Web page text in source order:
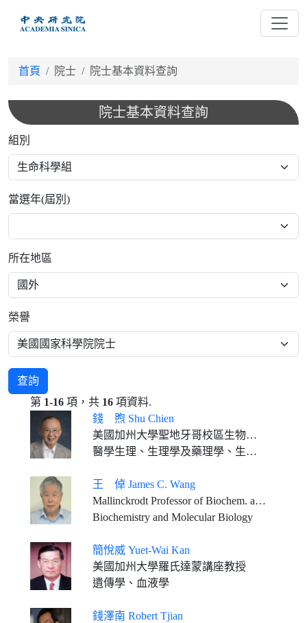
首頁 院士 院士基本資料查詢
院士基本資料查詢
組別
當選年(屆別)
所在地區
榮譽
查詢
第 1-16 項，共 16 項資料.
錢 煦 Shu Chien
美國加州大學聖地牙哥校區生物工程及醫學退休教授
醫學生理、生理學及藥理學、生物醫學工程學
王 倬 James C. Wang
Mallinckrodt Professor of Biochem. and Molecular Biology, Emeritus, Harvard University
Biochemistry and Molecular Biology
簡悅威 Yuet-Wai Kan
美國加州大學羅氏達蒙講座教授
遺傳學、血液學
錢澤南 Robert Tjian